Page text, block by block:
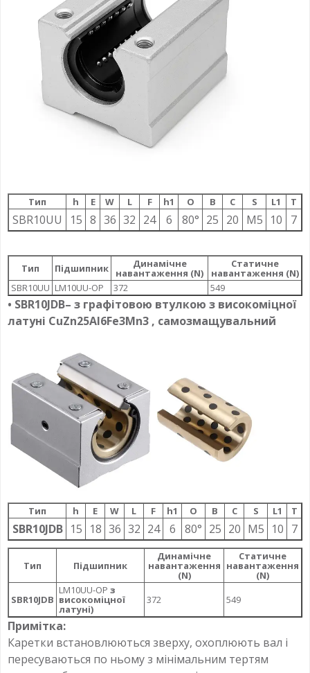
Тип h E W L F h1 О B C S L1 T
SBR10UU 15 8 36 32 24 6 80° 25 20 M5 10 7
Тип Підшипник Динамічне
навантаження (N)
Статичне
навантаження (N)
SBR10UU LM10UU-OP 372 549
• SBR10JDB– з графітовою втулкою з високоміцної
латуні CuZn25Al6Fe3Mn3 , самозмащувальний
Тип h E W L F h1 О B C S L1 T
SBR10JDB 15 18 36 32 24 6 80° 25 20 M5 10 7
Тип Підшипник
Динамічне
навантаження
(N)
Статичне
навантаження
(N)
SBR10JDB
LM10UU-OP з
високоміцної
латуні)
372 549
Примітка:
Каретки встановлюються зверху, охоплюють вал і
пересуваються по ньому з мінімальним тертям